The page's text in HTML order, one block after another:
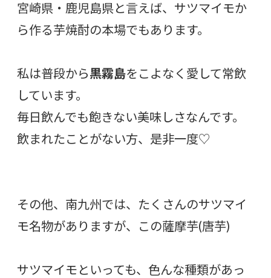
宮崎県・鹿児島県と言えば、サツマイモか
ら作る芋焼酎の本場でもあります。
私は普段から黒霧島をこよなく愛して常飲
しています。
毎日飲んでも飽きない美味しさなんです。
飲まれたことがない方、是非一度♡
その他、南九州では、たくさんのサツマイ
モ名物がありますが、この薩摩芋(唐芋)
サツマイモといっても、色んな種類があっ